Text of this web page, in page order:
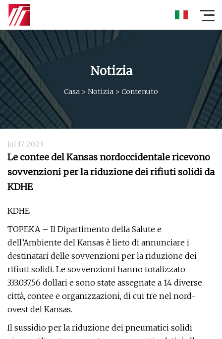
Notizia
Casa > Notizia > Contenuto
Jul 17, 2023
Le contee del Kansas nordoccidentale ricevono
sovvenzioni per la riduzione dei rifiuti solidi da
KDHE
KDHE
TOPEKA – Il Dipartimento della Salute e
dell’Ambiente del Kansas è lieto di annunciare i
destinatari delle sovvenzioni per la riduzione dei
rifiuti solidi. Le sovvenzioni hanno totalizzato
333.037,56 dollari e sono state assegnate a 14 diverse
città, contee e organizzazioni, di cui tre nel nord-
ovest del Kansas.
Il sussidio per la riduzione dei pneumatici solidi